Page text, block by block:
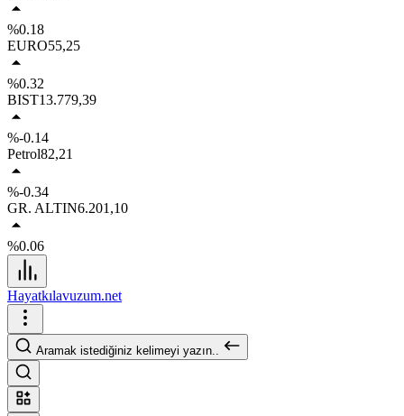
%0.18
EURO55,25
%0.32
BIST13.779,39
%-0.14
Petrol82,21
%-0.34
GR. ALTIN6.201,10
%0.06
Hayatkılavuzum.net
Aramak istediğiniz kelimeyi yazın..